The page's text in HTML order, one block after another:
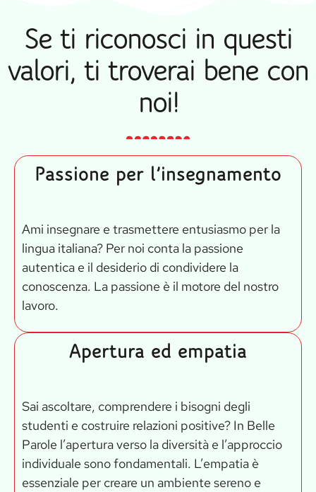
Se ti riconosci in questi
valori, ti troverai bene con
noi!
Passione per l’insegnamento
Ami insegnare e trasmettere entusiasmo per la
lingua italiana? Per noi conta la passione
autentica e il desiderio di condividere la
conoscenza. La passione è il motore del nostro
lavoro.
Apertura ed empatia
Sai ascoltare, comprendere i bisogni degli
studenti e costruire relazioni positive? In Belle
Parole l’apertura verso la diversità e l’approccio
individuale sono fondamentali. L’empatia è
essenziale per creare un ambiente sereno e